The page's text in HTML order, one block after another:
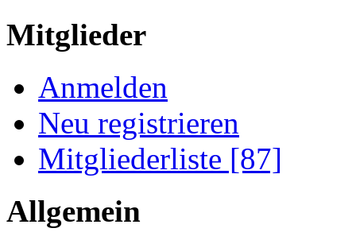
Mitglieder
Anmelden
Neu registrieren
Mitgliederliste [87]
Allgemein